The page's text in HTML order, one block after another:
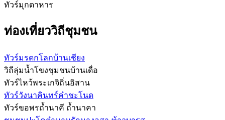
ทัวร์มุกดาหาร
ท่องเที่ยววิถีชุมชน
ทัวร์มรดกโลกบ้านเชียง
วิถีลุ่มน้ำโขงชุมชนบ้านเดื่อ
ทัวร์ไหว้พระเกจิถิ่นอิสาน
ทัวร์วังนาคินทร์คำชะโนด
ทัวร์ขอพรถ้ำนาคี ถ้ำนาคา